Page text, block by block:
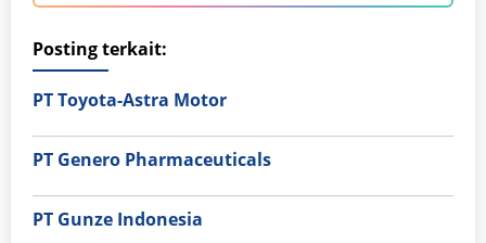
Posting terkait:
PT Toyota-Astra Motor
PT Genero Pharmaceuticals
PT Gunze Indonesia